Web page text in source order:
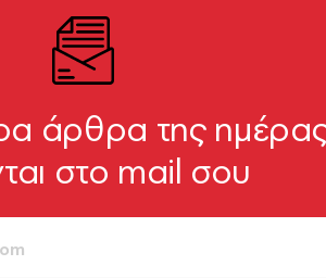
άρθρα της
στο mail σου